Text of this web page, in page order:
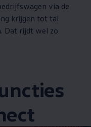
via de
krijgen tot tal
Dat rijdt wel zo